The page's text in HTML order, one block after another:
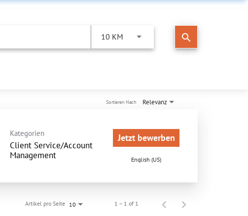
10 KM search
Relevanz
Sortieren Nach
Kategorien
Client Service/Account
Management
Jetzt bewerben
English (US)
Artikel pro Seite 10 1 – 1 of 1